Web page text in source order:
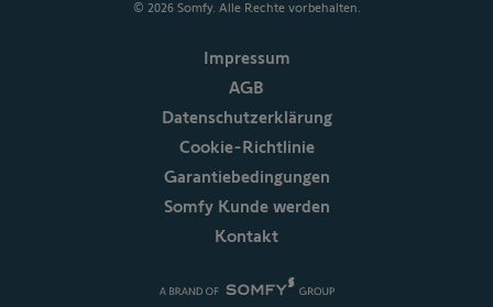
© 2026 Somfy. Alle Rechte vorbehalten.
Impressum
AGB
Datenschutzerklärung
Cookie-Richtlinie
Garantiebedingungen
Somfy Kunde werden
Kontakt